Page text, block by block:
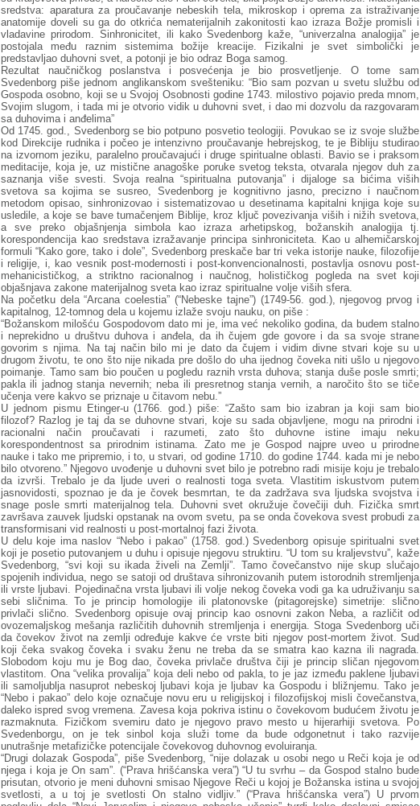
sredstva: aparatura za proučavanje nebeskih tela, mikroskop i oprema za istraživanje
anatomije doveli su ga do otkrića nematerijalnih zakonitosti kao izraza Božje promisli i
vladavine prirodom. Sinhronicitet, ili kako Svedenborg kaže, “univerzalna analogija” je
postojala među raznim sistemima božije kreacije. Fizikalni je svet simbolički je
predstavljao duhovni svet, a potonji je bio odraz Boga samog.
Rezultat naučničkog poslanstva i posvećenja je bio prosvetljenje. O tome sam
Svedenborg piše jednom anglikanskom svešteniku: “Bio sam pozvan u svetu službu od
Gospoda osobno, koji se u Svojoj Osobnosti godine 1743. milostivo pojavio preda mnom,
Svojim slugom, i tada mi je otvorio vidik u duhovni svet, i dao mi dozvolu da razgovaram
sa duhovima i anđelima”
Od 1745. god., Svedenborg se bio potpuno posvetio teologiji. Povukao se iz svoje službe
kod Direkcije rudnika i počeo je intenzivno proučavanje hebrejskog, te je Bibliju studirao
na izvornom jeziku, paralelno proučavajući i druge spiritualne oblasti. Bavio se i praksom
meditacije, koja je, uz mistične anagoške poruke svetog teksta, otvarala njegov duh za
saznanja više svesti. Svoja realna “spiritualna putovanja” i dijaloge sa bićima viših
svetova sa kojima se susreo, Svedenborg je kognitivno jasno, precizno i naučnom
metodom opisao, sinhronizovao i sistematizovao u desetinama kapitalni knjiga koje su
usledile, a koje se bave tumačenjem Biblije, kroz ključ povezivanja viših i nižih svetova,
a sve preko objašnjenja simbola kao izraza arhetipskog, božanskih analogija tj.
korespondencija kao sredstava izražavanje principa sinhroniciteta. Kao u alhemičarskoj
formuli “Kako gore, tako i dole”, Svedenborg preskače bar tri veka istorije nauke, filozofije
i religije, i, kao vesnik post-modernosti i post-konvencionalnosti, postavlja osnovu post-
mehanicističkog, a striktno racionalnog i naučnog, holističkog pogleda na svet koji
objašnjava zakone materijalnog sveta kao izraz spiritualne volje viših sfera.
Na početku dela “Arcana coelestia” (“Nebeske tajne”) (1749-56. god.), njegovog prvog i
kapitalnog, 12-tomnog dela u kojemu izlaže svoju nauku, on piše :
“Božanskom milošću Gospodovom dato mi je, ima već nekoliko godina, da budem stalno
i neprekidno u društvu duhova i anđela, da ih čujem gde govore i da sa svoje strane
govorim s njima. Na taj način bilo mi je dato da čujem i vidim divne stvari koje su u
drugom životu, te ono što nije nikada pre došlo do uha ijednog čoveka niti ušlo u njegovo
poimanje. Tamo sam bio poučen u pogledu raznih vrsta duhova; stanja duše posle smrti;
pakla ili jadnog stanja nevernih; neba ili presretnog stanja vernih, a naročito što se tiče
učenja vere kakvo se priznaje u čitavom nebu.”
U jednom pismu Etinger-u (1766. god.) piše: “Zašto sam bio izabran ja koji sam bio
filozof? Razlog je taj da se duhovne stvari, koje su sada objavljene, mogu na prirodni i
racionalni način proučavati i razumeti, zato što duhovne istine imaju neku
korespondentnost sa prirodnim istinama. Zato me je Gospod najpre uveo u prirodne
nauke i tako me pripremio, i to, u stvari, od godine 1710. do godine 1744. kada mi je nebo
bilo otvoreno.” Njegovo uvođenje u duhovni svet bilo je potrebno radi misije koju je trebalo
da izvrši. Trebalo je da ljude uveri o realnosti toga sveta. Vlastitim iskustvom putem
jasnovidosti, spoznao je da je čovek besmrtan, te da zadržava sva ljudska svojstva i
snage posle smrti materijalnog tela. Duhovni svet okružuje čovečiji duh. Fizička smrt
završava zauvek ljudski opstanak na ovom svetu, pa se onda čovekova svest probudi za
transformisani vid realnosti u post-mortalnoj fazi života.
U delu koje ima naslov “Nebo i pakao” (1758. god.) Svedenborg opisuje spiritualni svet
koji je posetio putovanjem u duhu i opisuje njegovu struktiru. “U tom su kraljevstvu”, kaže
Svedenborg, “svi koji su ikada živeli na Zemlji”. Tamo čovečanstvo nije skup slučajo
spojenih individua, nego se satoji od društava sihronizovanih putem istorodnih stremljenja
ili vrste ljubavi. Pojedinačna vrsta ljubavi ili volje nekog čoveka vodi ga ka udruživanju sa
sebi sličnima. To je princip homologije ili platonovske (pitagorejske) simetrije: slično
privlači slično. Svedenborg opisuje ovaj princip kao osnovni zakon Neba, a različit od
ovozemaljskog mešanja različitih duhovnih stremljenja i energija. Stoga Svedenborg uči
da čovekov život na zemlji određuje kakve će vrste biti njegov post-mortem život. Sud
koji čeka svakog čoveka i svaku ženu ne treba da se smatra kao kazna ili nagrada.
Slobodom koju mu je Bog dao, čoveka privlače društva čiji je princip sličan njegovom
vlastitom. Ona “velika provalija” koja deli nebo od pakla, to je jaz između paklene ljubavi
ili samoljublja nasuprot nebeskoj ljubavi koja je ljubav ka Gospodu i bližnjemu. Tako je
“Nebo i pakao” delo koje označuje novu eru u religijskoj i filozofijskoj misli čovečanstva,
daleko ispred svog vremena. Zavesa koja pokriva istinu o čovekovom budućem životu je
razmaknuta. Fizičkom svemiru dato je njegovo pravo mesto u hijerarhiji svetova. Po
Svedenborgu, on je tek sinbol koja služi tome da bude odgonetnut i tako razvije
unutrašnje metafizičke potencijale čovekovog duhovnog evoluiranja.
“Drugi dolazak Gospoda”, piše Svedenborg, “nije dolazak u osobi nego u Reči koja je od
njega i koja je On sam”. (“Prava hrišćanska vera”) “U tu svrhu – da Gospod stalno bude
prisutan, otvorio je meni duhovni smisao Njegove Reči u kojoj je Božanska istina u svojoj
svetlosti, a u toj je svetlosti On stalno vidljiv.” (“Prava hrišćanska vera”) U prvom